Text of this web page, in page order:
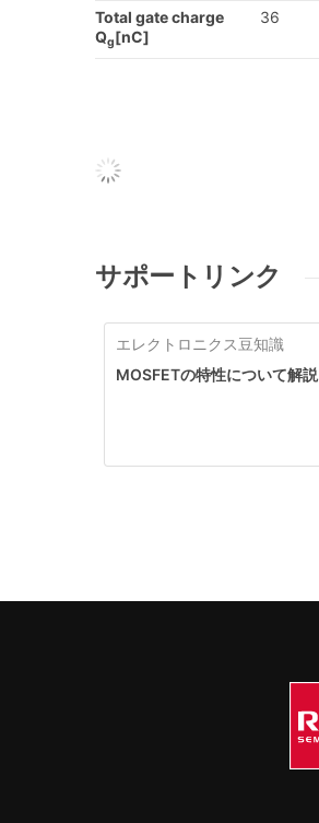
Total gate charge
Qg[nC]
36
サポートリンク
エレクトロニクス豆知識
MOSFETの特性について解説